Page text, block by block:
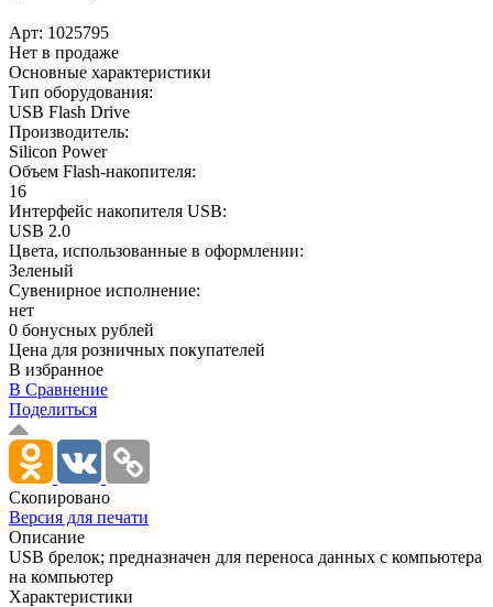
Арт: 1025795
Нет в продаже
Основные характеристики
Тип оборудования:
USB Flash Drive
Производитель:
Silicon Power
Объем Flash-накопителя:
16
Интерфейс накопителя USB:
USB 2.0
Цвета, использованные в оформлении:
Зеленый
Сувенирное исполнение:
нет
0 бонусных рублей
Цена для розничных покупателей
В избранное
В Сравнение
Поделиться
Скопировано
Версия для печати
Описание
USB брелок; предназначен для переноса данных с компьютера
на компьютер
Характеристики